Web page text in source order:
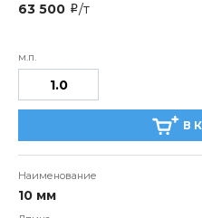
63 500 i/т
В
10 мм